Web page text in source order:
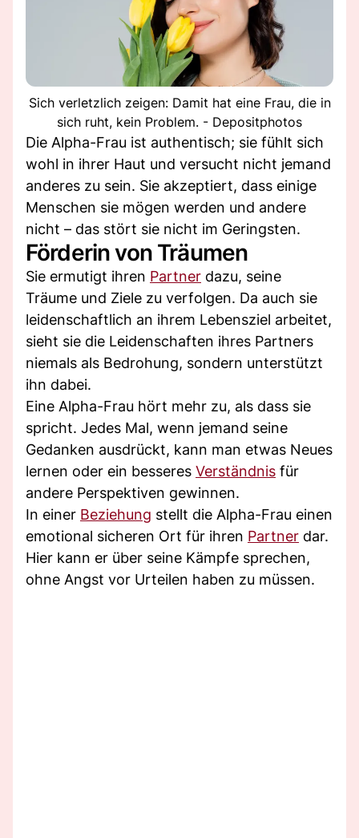
Sich verletzlich zeigen: Damit hat eine Frau, die in
sich ruht, kein Problem. - Depositphotos
Die Alpha-Frau ist authentisch; sie fühlt sich
wohl in ihrer Haut und versucht nicht jemand
anderes zu sein. Sie akzeptiert, dass einige
Menschen sie mögen werden und andere
nicht – das stört sie nicht im Geringsten.
Förderin von Träumen
Sie ermutigt ihren Partner dazu, seine
Träume und Ziele zu verfolgen. Da auch sie
leidenschaftlich an ihrem Lebensziel arbeitet,
sieht sie die Leidenschaften ihres Partners
niemals als Bedrohung, sondern unterstützt
ihn dabei.
Eine Alpha-Frau hört mehr zu, als dass sie
spricht. Jedes Mal, wenn jemand seine
Gedanken ausdrückt, kann man etwas Neues
lernen oder ein besseres Verständnis für
andere Perspektiven gewinnen.
In einer Beziehung stellt die Alpha-Frau einen
emotional sicheren Ort für ihren Partner dar.
Hier kann er über seine Kämpfe sprechen,
ohne Angst vor Urteilen haben zu müssen.